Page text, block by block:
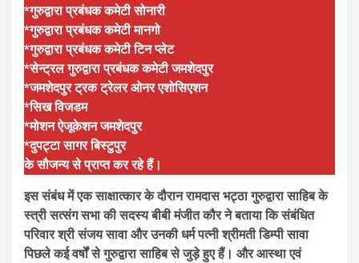
*गुरुद्वारा प्रबंधक कमेटी सोनारी
*गुरुद्वारा प्रबंधक कमेटी मानगो
*गुरुद्वारा प्रबंधक कमेटी टिन प्लेट
*सेन्ट्रल गुरुद्वारा प्रबंधक कमेटी जमशेदपुर
*जमशेदपुर ट्रक ट्रेलर ओनर एशोसिएशन
*सिख विजडम
*मोशन ऐजूकेशन जमशेदपुर
*दुपट्टा सागर बिस्टुपुर
के सौजन्य से प्राप्त कर रहे हैं।
इस संबंध में एक साक्षात्कार के दौरान रामदास भट्ठा गुरुद्वारा साहिब के
स्त्री सत्संग सभा की सदस्य बीबी मंजीत कौर ने बताया कि संबंधित
परिवार श्री संजय सावा और उनकी धर्म पत्नी श्रीमती डिम्पी सावा
पिछले कई वर्षों से गुरुद्वारा साहिब से जुड़े हुए हैं। और आस्था एवं